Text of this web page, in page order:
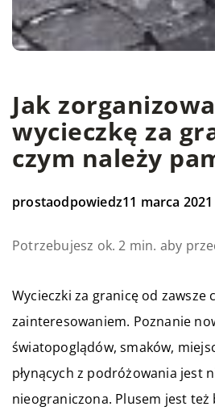
Jak
wycieczkę za
czym należy
prostaodpowiedz11 marca 2021
Potrzebujesz ok. 2 min. aby
Wycieczki za granicę od zawsze
zainteresowaniem. Poznanie
światopoglądów, smaków,
płynących z podróżowania jest
nieograniczona. Plusem jest